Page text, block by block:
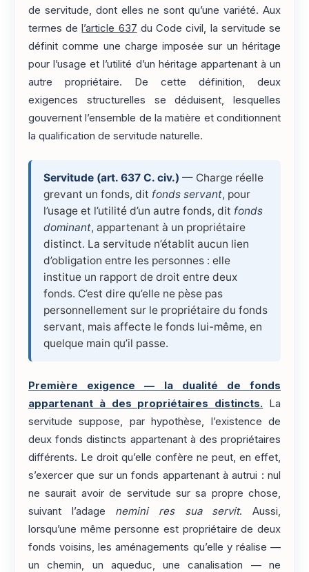
de servitude, dont elles ne sont qu’une variété. Aux
termes del’article 637 du Code civil, la servitude se
définit comme une charge imposée sur un héritage
pour l’usage et l’utilité d’un héritage appartenant à un
autre propriétaire. De cette définition, deux
exigences structurelles se déduisent, lesquelles
gouvernent l’ensemble de la matière et conditionnent
la qualification de servitude naturelle.
Servitude (art. 637 C. civ.) — Charge réelle
grevant un fonds, dit fonds servant, pour
l’usage et l’utilité d’un autre fonds, dit fonds
dominant, appartenant à un propriétaire
distinct. La servitude n’établit aucun lien
d’obligation entre les personnes : elle
institue un rapport de droit entre deux
fonds. C’est dire qu’elle ne pèse pas
personnellement sur le propriétaire du fonds
servant, mais affecte le fonds lui-même, en
quelque main qu’il passe.
Première exigence — la dualité de fonds
appartenant à des propriétaires distincts. La
servitude suppose, par hypothèse, l’existence de
deux fonds distincts appartenant à des propriétaires
différents. Le droit qu’elle confère ne peut, en effet,
s’exercer que sur un fonds appartenant à autrui : nul
ne saurait avoir de servitude sur sa propre chose,
suivant l’adage nemini res sua servit. Aussi,
lorsqu’une même personne est propriétaire de deux
fonds voisins, les aménagements qu’elle y réalise —
un chemin, un aqueduc, une canalisation — ne